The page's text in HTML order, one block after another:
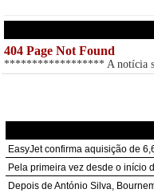
404 Page Not Found
****************** A notícia
EasyJet confirma aquisição de
Pela primeira vez desde o início
Depois de António Silva,